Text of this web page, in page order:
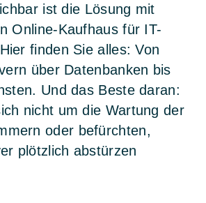
ist die Lösung mit
Online-Kaufhaus für IT-
finden Sie alles: Von
über Datenbanken bis
Und das Beste daran:
nicht um die Wartung der
oder befürchten,
plötzlich abstürzen